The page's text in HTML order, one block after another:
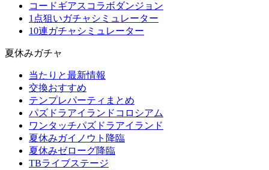
コードギアスコラボダンジョン
1点狙いガチャシミュレーター
10連ガチャシミュレーター
夏休みガチャ
当たりと最新情報
交換おすすめ
テンプレパーティまとめ
パズドラアイランドコロシアム
ワンタッチパズドラアイランド
夏休みガイノウト降臨
夏休みゼローグ降臨
TBライブステージ